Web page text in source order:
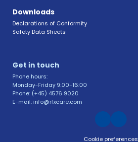
Downloads
Declarations of Conformity
Safety Data Sheets
Get in touch
Phone hours:
Monday-Friday 9:00-16:00
Phone: (+45) 4576 9020
E-mail: info@rfxcare.com
Cookie preferences